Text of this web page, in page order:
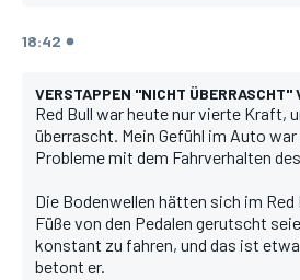
18:42
VERSTAPPEN "NICHT ÜBERRASCHT"
Red Bull war heute nur vierte Kraft,
überrascht. Mein Gefühl im Auto
Probleme mit dem Fahrverhalten
Die Bodenwellen hätten sich im
Füße von den Pedalen gerutscht
konstant zu fahren, und das ist
betont er.